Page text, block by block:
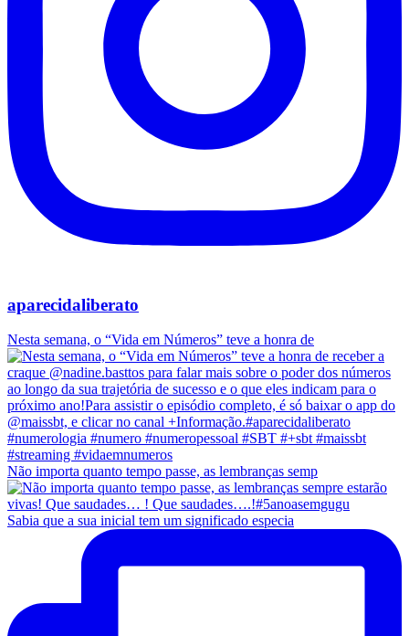
aparecidaliberato
Nesta semana, o “Vida em Números” teve a honra de
Não importa quanto tempo passe, as lembranças semp
Sabia que a sua inicial tem um significado especia